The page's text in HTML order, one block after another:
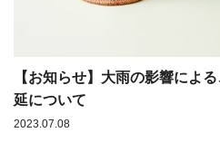
【お知らせ】大雨の影響によ
延について
2023.07.08